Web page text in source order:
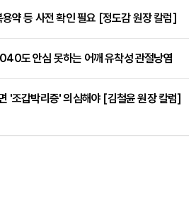
용약 등 사전 확인 필요 [정도감 원장 칼럼]
도 안심 못하는 어깨 유착성 관절낭염
'조갑박리증' 의심해야 [김철윤 원장 칼럼]